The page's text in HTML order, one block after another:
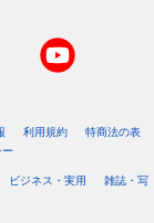
利用規約
特商法の表
ビジネス・実用
雑誌・写